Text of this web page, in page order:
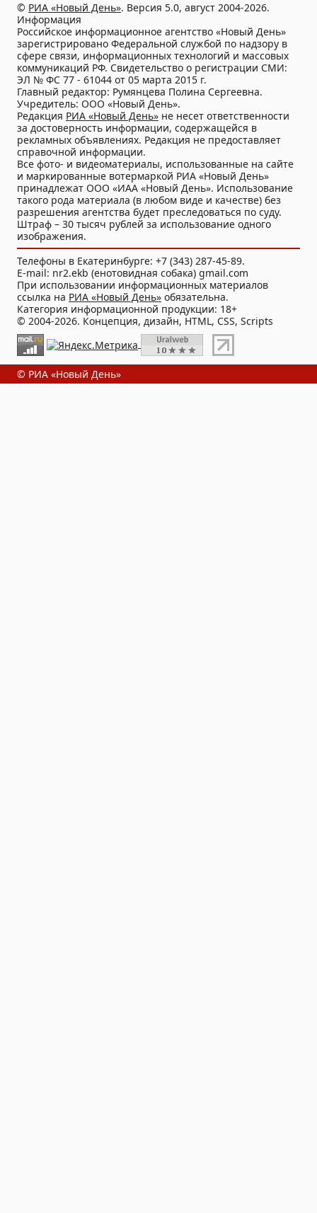
© РИА «Новый День». Версия 5.0, август 2004-2026.
Информация
Российское информационное агентство «Новый День»
зарегистрировано Федеральной службой по надзору в
сфере связи, информационных технологий и массовых
коммуникаций РФ. Свидетельство о регистрации СМИ:
ЭЛ № ФС 77 - 61044 от 05 марта 2015 г.
Главный редактор: Румянцева Полина Сергеевна.
Учредитель: ООО «Новый День».
Редакция РИА «Новый День» не несет ответственности
за достоверность информации, содержащейся в
рекламных объявлениях. Редакция не предоставляет
справочной информации.
Все фото- и видеоматериалы, использованные на сайте
и маркированные вотермаркой РИА «Новый День»
принадлежат ООО «ИАА «Новый День». Использование
такого рода материала (в любом виде и качестве) без
разрешения агентства будет преследоваться по суду.
Штраф – 30 тысяч рублей за использование одного
изображения.
Телефоны в Екатеринбурге: +7 (343) 287-45-89.
E-mail: nr2.ekb (енотовидная собака) gmail.com
При использовании информационных материалов
ссылка на РИА «Новый День» обязательна.
Категория информационной продукции: 18+
© 2004-2026. Концепция, дизайн, HTML, CSS, Scripts
© РИА «Новый День»